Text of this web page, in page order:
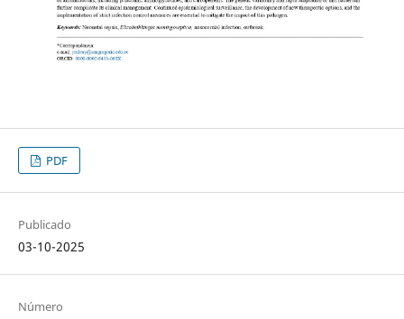
PDF
Publicado
03-10-2025
Número